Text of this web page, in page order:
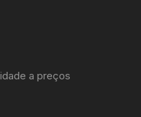
a preços